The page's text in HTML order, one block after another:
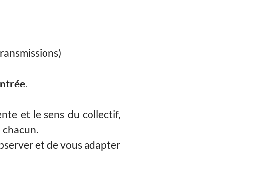
.
et le sens du collectif,
chacun.
et de vous adapter